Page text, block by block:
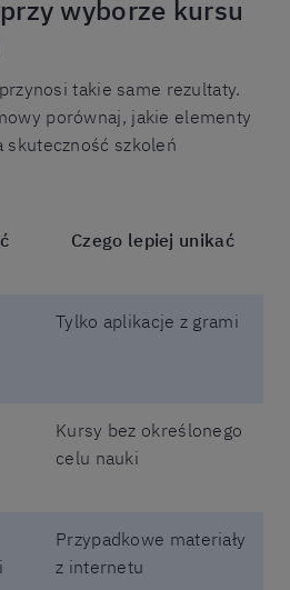
wyborze kursu
takie same rezultaty.
porównaj, jakie elementy
skuteczność szkoleń
Czego lepiej unikać
Tylko aplikacje z grami
Kursy bez określonego
celu nauki
Przypadkowe materiały
z internetu